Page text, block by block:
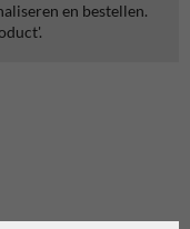
en bestellen.